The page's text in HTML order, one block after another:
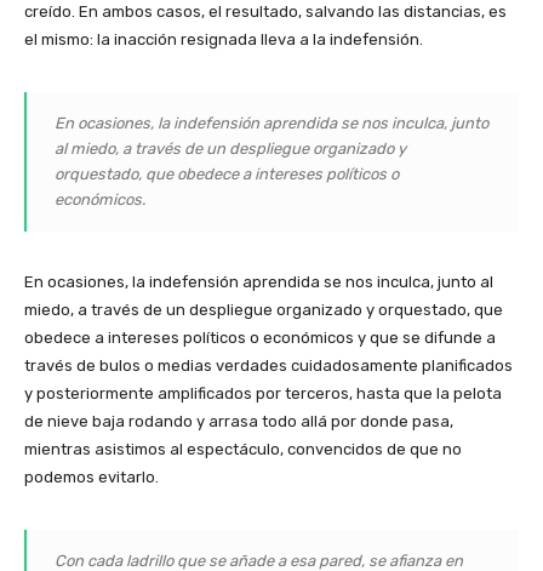
creído. En ambos casos, el resultado, salvando las distancias, es
el mismo: la inacción resignada lleva a la indefensión.
En ocasiones, la indefensión aprendida se nos inculca, junto
al miedo, a través de un despliegue organizado y
orquestado, que obedece a intereses políticos o
económicos.
En ocasiones, la indefensión aprendida se nos inculca, junto al
miedo, a través de un despliegue organizado y orquestado, que
obedece a intereses políticos o económicos y que se difunde a
través de bulos o medias verdades cuidadosamente planificados
y posteriormente amplificados por terceros, hasta que la pelota
de nieve baja rodando y arrasa todo allá por donde pasa,
mientras asistimos al espectáculo, convencidos de que no
podemos evitarlo.
Con cada ladrillo que se añade a esa pared, se afianza en